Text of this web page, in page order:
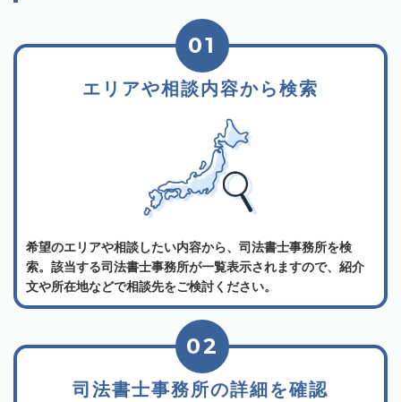
エリアや相談内容から検索
01
希望のエリアや相談したい内容から、司法書士事務所を検
索。該当する司法書士事務所が一覧表示されますので、紹介
文や所在地などで相談先をご検討ください。
司法書士事務所の詳細を確認
02